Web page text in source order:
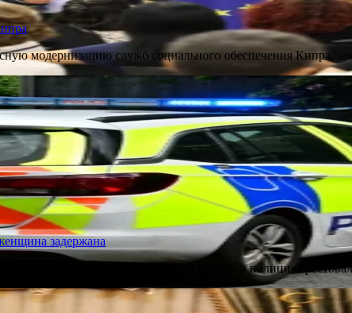
модернизацию служб социального обеспечения Кипра,
задержана
стрит недалеко от Ковент-Гардена, а полиция